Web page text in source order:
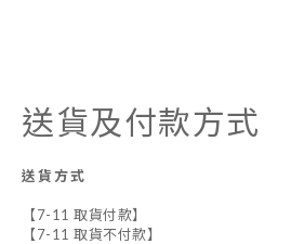
送貨及付款方式
送貨方式
【7-11 取貨付款】
【7-11 取貨不付款】